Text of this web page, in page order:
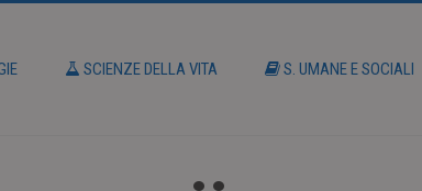
SCIENZE DELLA VITA S. UMANE E SOCIALI